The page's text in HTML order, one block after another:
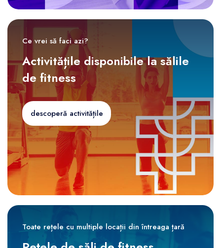
Ce vrei să faci azi?
Activitățile disponibile la sălile
de fitness
descoperă activitățile
Toate rețele cu multiple locații din întreaga țară